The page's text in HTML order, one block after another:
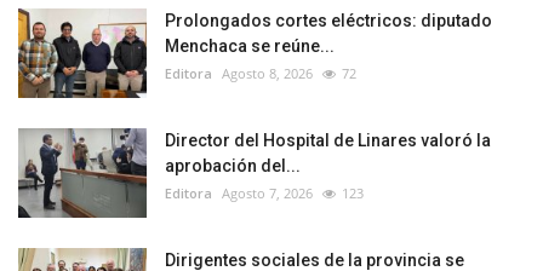
Prolongados cortes eléctricos: diputado
Menchaca se reúne...
Editora Agosto 8, 2026 72
Director del Hospital de Linares valoró la
aprobación del...
Editora Agosto 7, 2026 123
Dirigentes sociales de la provincia se